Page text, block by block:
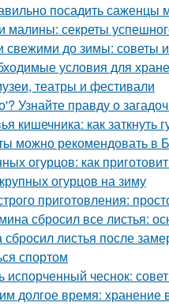
посадить
малины: секреты
свежими до зимы: советы
условия для
театры и фестивали
Узнайте правду о
кишечника: как заткнуть
можно рекомендовать в
огурцов: как
огурцов на зиму
приготовления:
сбросил все листья:
листья после
спортом
испорченный чеснок:
долгое время: хранение